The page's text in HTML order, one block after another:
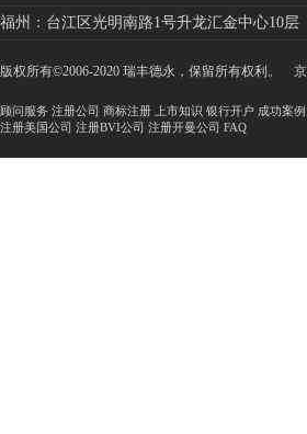
福州：台江区光明南路1号升龙汇金中心10层
版权所有©2006-2020 瑞丰德永，保留所有权利。
顾问服务 注册公司 商标注册 上市知识 银行开户 成功案例
注册美国公司 注册BVI公司 注册开曼公司 FAQ